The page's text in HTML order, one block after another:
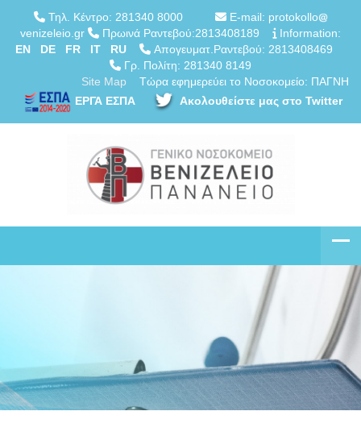
Τηλ. Κέντρο: 281340 8000
E-mail: protokollo
venizeleio.gr
Πρωινά Ραντεβού:2813408189
Information:
EN
DE FR IT RU
Απογευματ.Ραντεβού: 2813408469
Γρ. Πολίτη: 281340 8149
Site Map Τώρα εφημερεύει το Νοσοκομείο: ΠΑΓΝΗ
ΕΡΓΑ ΕΣΠΑ
Ακολουθείστε μας στο Twitter